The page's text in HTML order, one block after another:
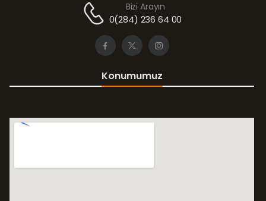
Bizi Arayın
0(284) 236 64 00
Konumumuz